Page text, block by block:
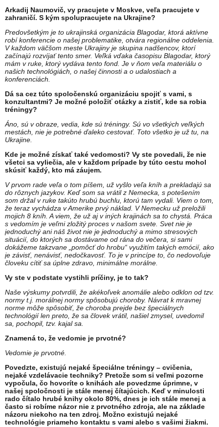
Arkadij Naumovič, vy pracujete v Moskve, veľa pracujete v
zahraničí. S kým spolupracujete na Ukrajine?
Predovšetkým je to ukrajinská organizácia Blagodar, ktorá aktívne
robí konferencie o našej problematike, otvára regionálne oddelenia.
V každom väčšom meste Ukrajiny je skupina nadšencov, ktorí
začínajú rozvíjať tento smer. Veľká vďaka časopisu Blagodar, ktorý
mám v ruke, ktorý vydáva tento fond. Je v ňom veľa materiálu o
našich technológiách, o našej činnosti a o udalostiach a
konferenciách.
Dá sa cez túto spoločenskú organizáciu spojiť s vami, s
konzultantmi? Je možné položiť otázky a zistiť, kde sa robia
tréningy?
Áno, sú v obraze, vedia, kde sú tréningy. Sú vo všetkých veľkých
mestách, nie je potrebné ďaleko cestovať. Toto všetko je už tu, na
Ukrajine.
Kde je možné získať také vedomosti? Vy ste povedali, že nie
všetci sa vyliečia, ale v každom prípade by túto cestu mohol
skúsiť každý, kto má záujem.
V prvom rade veľa o tom píšem, už vyšlo veľa kníh a prekladajú sa
do rôznych jazykov. Keď som sa vrátil z Nemecka, s potešením
som držal v ruke takúto hrubú buchlu, ktorú tam vydali. Viem o tom,
že teraz vychádza v Amerike prvý náklad. V Nemecku už preložili
mojich 8 kníh. A viem, že už aj v iných krajinách sa to chystá. Práca
s vedomím je veľmi zložitý proces v našom svete. Svet nie je
jednoduchý ani náš život nie je jednoduchý a mimo stresových
situácií, do ktorých sa dostávame od rána do večera, si sami
dokážeme takzvane „pomôcť do hrobu“ využitím takých emócií, ako
je závisť, nenávisť, nedočkavosť. To je v princípe to, čo nedovoľuje
človeku cítiť sa úplne zdravo, minimálne morálne.
Vy ste v podstate vystihli príčiny, je to tak?
Naše výskumy potvrdili, že akékoľvek anomálie alebo odklon od tzv.
normy t.j. morálnej normy spôsobujú choroby. Návrat k mravnej
norme môže spôsobiť, že choroba prejde bez špeciálnych
technológií len preto, že sa človek vrátil, našiel zmysel, uvedomil
sa, pochopil, tzv. kajal sa.
Znamená to, že vedomie je prvotné?
Vedomie je prvotné.
Povedzte, existujú nejaké špeciálne tréningy – cvičenia,
nejaké vzdelávacie techniky? Pretože som si veľmi pozorne
vypočula, čo hovoríte o knihách ale povedzme úprimne, v
našej spoločnosti je stále menej čítajúcich. Keď v minulosti
rado čítalo hrubé knihy okolo 80%, dnes je ich stále menej a
často si robíme názor nie z prvotného zdroja, ale na základe
názoru niekoho na ten zdroj. Možno existujú nejaké
technológie priameho kontaktu s vami alebo s vašimi žiakmi.